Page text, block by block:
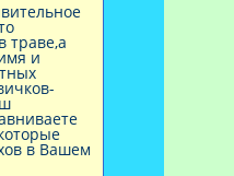
траве,а
и
в Вашем